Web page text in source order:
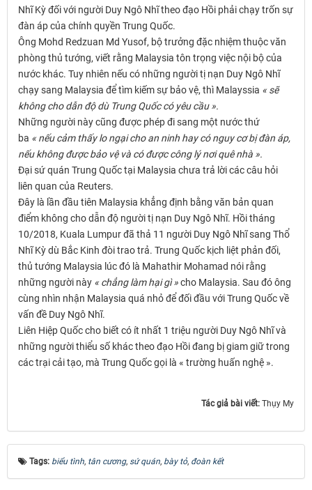
Nhĩ Kỳ đối với người Duy Ngô Nhĩ theo đạo Hồi phải chạy trốn sự
đàn áp của chính quyền Trung Quốc.
Ông Mohd Redzuan Md Yusof, bộ trưởng đặc nhiệm thuộc văn
phòng thủ tướng, viết rằng Malaysia tôn trọng việc nội bộ của
nước khác. Tuy nhiên nếu có những người tị nạn Duy Ngô Nhĩ
chạy sang Malaysia để tìm kiếm sự bảo vệ, thì Malayssia « sẽ
không cho dẫn độ dù Trung Quốc có yêu cầu ».
Những người này cũng được phép đi sang một nước thứ
ba « nếu cảm thấy lo ngại cho an ninh hay có nguy cơ bị đàn áp,
nếu không được bảo vệ và có được công lý nơi quê nhà ».
Đại sứ quán Trung Quốc tại Malaysia chưa trả lời các câu hỏi
liên quan của Reuters.
Đây là lần đầu tiên Malaysia khẳng định bằng văn bản quan
điểm không cho dẫn độ người tị nạn Duy Ngô Nhĩ. Hồi tháng
10/2018, Kuala Lumpur đã thả 11 người Duy Ngô Nhĩ sang Thổ
Nhĩ Kỳ dù Bắc Kinh đòi trao trả. Trung Quốc kịch liệt phản đối,
thủ tướng Malaysia lúc đó là Mahathir Mohamad nói rằng
những người này « chẳng làm hại gì »cho Malaysia. Sau đó ông
cùng nhìn nhận Malaysia quá nhỏ để đối đầu với Trung Quốc về
vấn đề Duy Ngô Nhĩ.
Liên Hiệp Quốc cho biết có ít nhất 1 triệu người Duy Ngô Nhĩ và
những người thiểu số khác theo đạo Hồi đang bị giam giữ trong
các trại cải tạo, mà Trung Quốc gọi là « trường huấn nghệ ».
Tác giả bài viết: Thụy My
Tags: biểu tình, tân cương, sứ quán, bày tỏ, đoàn kết